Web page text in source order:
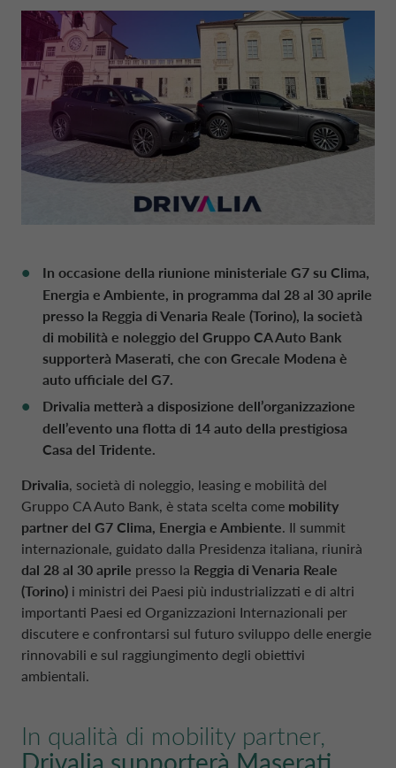
DATI SOCIETARI
CAREERS
DIGITAL FACTORY
CONTO DEPOSITO
PRESTITI PERSONALI
CA AUTO PAY
MOBILITÀ ELETTRICA
MOBILITY STORE
MANAGEMENT
SISTEMA DEI CONTROLLI INTERNI
ORGANISMO DI VIGILANZA
STATUTO
REVISIONE LEGALE DEI CONTI
PARTI CORRELATE E SOGGETTI
STRATEGIA FINANZIARIA
PRESENTAZIONI
EUROPEAN BENCHMARKS
NEWS
SOSTENIBILITÀ
AREA PRESS
CA AUTO BANK GROUP
FRANCIA CA AUTO BANK
GERMANIA CA AUTO BANK
GRECIA CA AUTO BANK
ITALIA CA AUTO BANK
PAESI BASSI CA AUTO FINANCE
POLONIA CA AUTO BANK
REGNO UNITO CA AUTO FINANCE
SPAGNA CA AUTO BANK
SVEZIA CA AUTO FINANCE
In occasione della riunione ministeriale G7 su Clima,
Energia e Ambiente, in programma dal 28 al 30 aprile
presso la Reggia di Venaria Reale (Torino), la società
di mobilità e noleggio del Gruppo CA Auto Bank
supporterà Maserati, che con Grecale Modena è
auto ufficiale del G7.
Drivalia metterà a disposizione dell’organizzazione
dell’evento una flotta di 14 auto della prestigiosa
Casa del Tridente.
Drivalia, società di noleggio, leasing e mobilità del
Gruppo CA Auto Bank, è stata scelta come mobility
partner del G7 Clima, Energia e Ambiente. Il summit
internazionale, guidato dalla Presidenza italiana, riunirà
dal 28 al 30 aprile presso la Reggia di Venaria Reale
(Torino) i ministri dei Paesi più industrializzati e di altri
importanti Paesi ed Organizzazioni Internazionali per
discutere e confrontarsi sul futuro sviluppo delle energie
rinnovabili e sul raggiungimento degli obiettivi
ambientali.
In qualità di mobility partner,
Drivalia supporterà Maserati,